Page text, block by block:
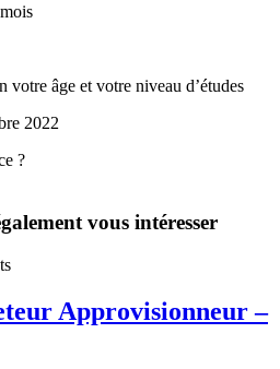
votre âge et votre niveau d’études
2022
?
vous intéresser
Approvisionneur –